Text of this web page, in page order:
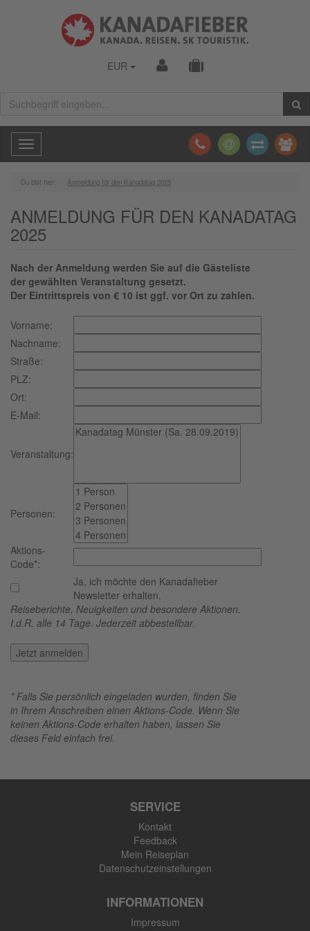
EUR
Toggle
navigation
Du bist hier: Anmeldung für den Kanadatag 2025
ANMELDUNG FÜR DEN KANADATAG
2025
SERVICE
Kontakt
Feedback
Mein Reiseplan
Datenschutzeinstellungen
INFORMATIONEN
Impressum